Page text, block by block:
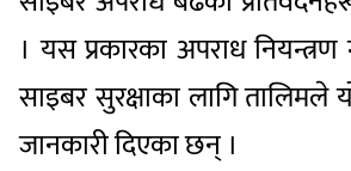
। यस प्रकारका अपराध नियन्त्रण
साइबर सुरक्षाका लागि तालिमले
जानकारी दिएका छन् ।